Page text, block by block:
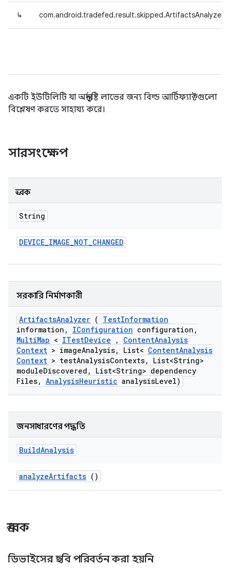
↳ com.android.tradefed.result.skipped.ArtifactsAnalyzer
একটি ইউটিলিটি যা অন্তর্দৃষ্টি লাভের জন্য বিল্ড আর্টিফ্যাক্টগুলো
বিশ্লেষণ করতে সাহায্য করে।
সারসংক্ষেপ
ধ্রুবক
String
DEVICE_IMAGE_NOT_CHANGED
সরকারি নির্মাণকারী
ArtifactsAnalyzer ( TestInformation
information , IConfiguration configuration ,
MultiMap < ITestDevice , ContentAnalysis
Context > imageAnalysis, List< ContentAnalysis
Context > testAnalysisContexts,
List<String>
moduleDiscovered ,
List<String> dependency
Files, AnalysisHeuristic analysisLevel)
জনসাধারণের পদ্ধতি
BuildAnalysis
analyzeArtifacts ()
ধ্রুবক
ডিভাইসের ছবি পরিবর্তন করা হয়নি